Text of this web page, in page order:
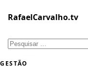
para
conteúdo
RafaelCarvalho.tv
Pesquisar
GESTÃO